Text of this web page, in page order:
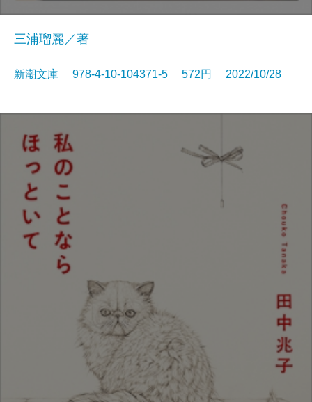
三浦瑠麗／著
新潮文庫 978-4-10-104371-5 572円 2022/10/28